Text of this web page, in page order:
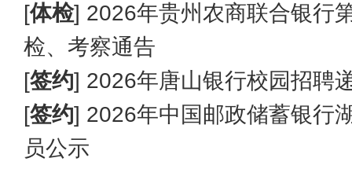
[体检] 2026年贵州农商联合银行
检、考察通告
[签约] 2026年唐山银行校园招聘
[签约] 2026年中国邮政储蓄银行
员公示